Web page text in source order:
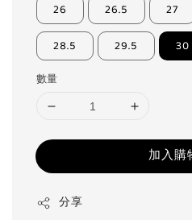
26 26.5 27
28.5 29.5 30
數量
加入購
分享